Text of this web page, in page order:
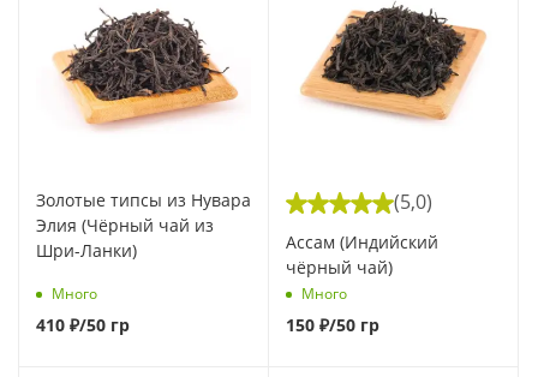
Золотые типсы из Нувара
Элия (Чёрный чай из
Шри-Ланки)
Много
410 ₽/50 гр
(5,0)
Ассам (Индийский
чёрный чай)
Много
150 ₽/50 гр